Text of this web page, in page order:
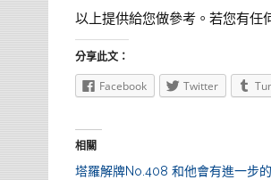
以上提供給您做參考。若您有任
分享此文：
Facebook Twitter
相關
塔羅解牌No.408 和他會有進一步